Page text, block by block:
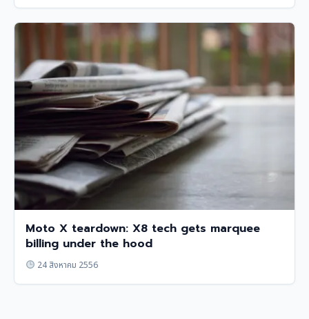
Moto X teardown: X8 tech gets marquee
billing under the hood
24 สิงหาคม 2556